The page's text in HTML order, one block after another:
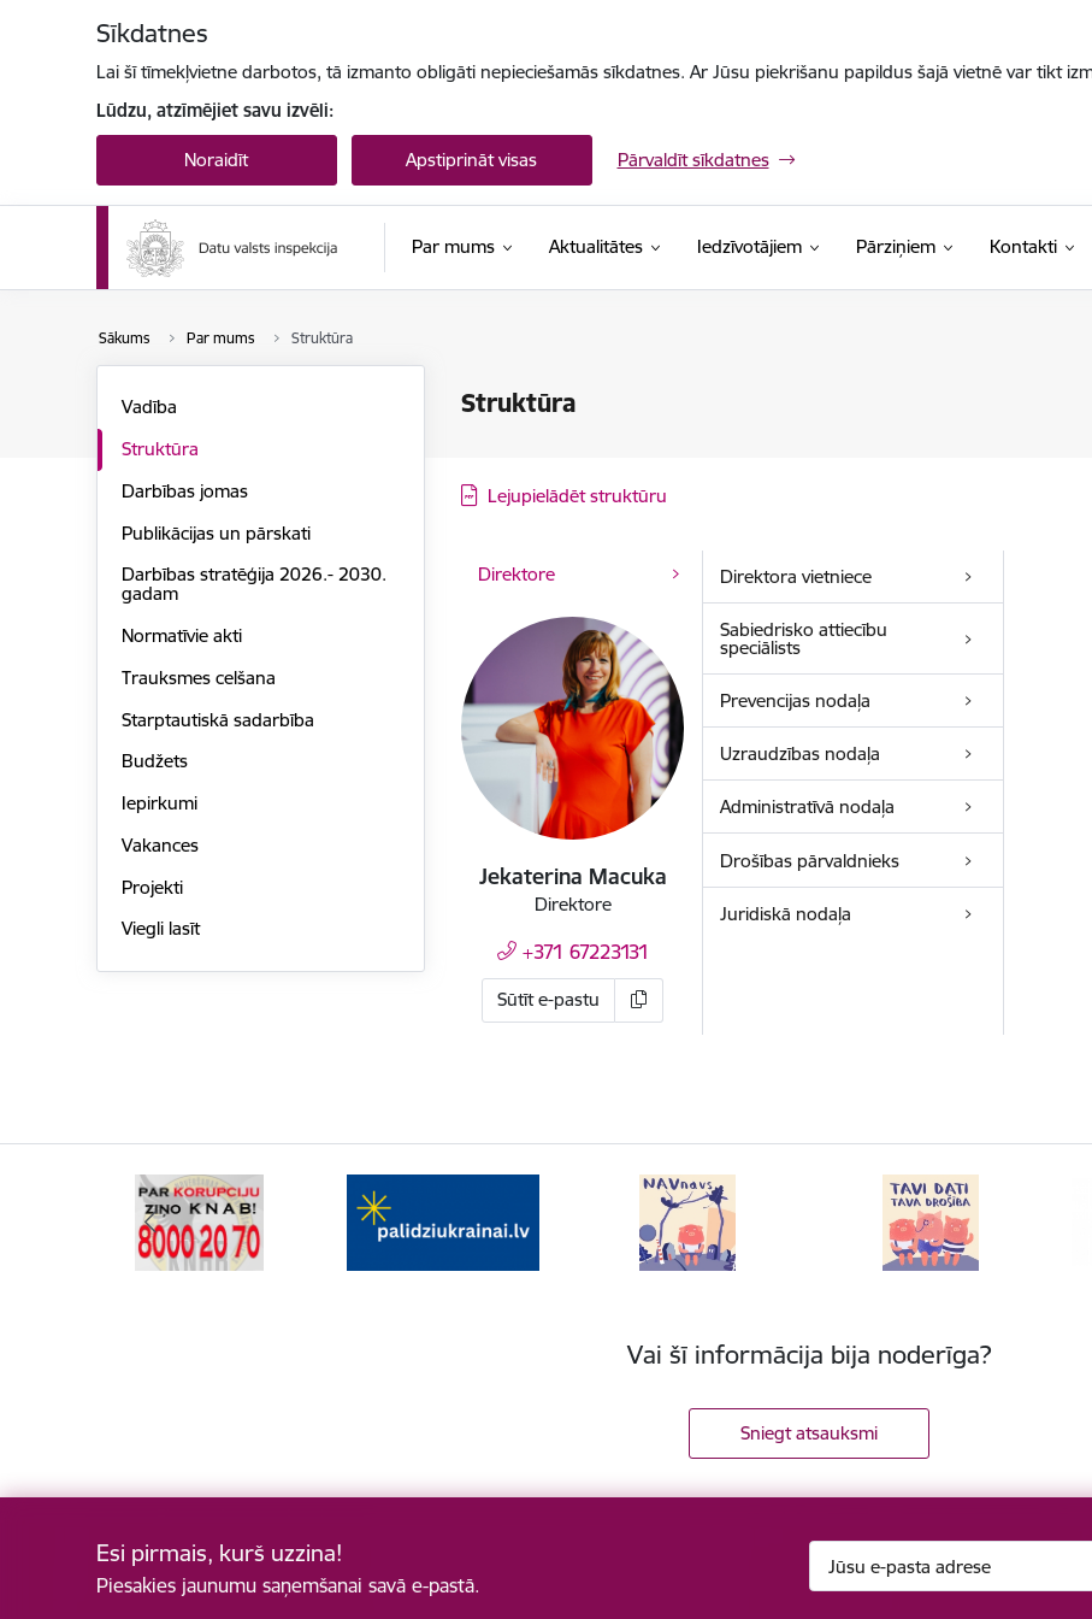
Sīkdatnes
Lai šī tīmekļvietne darbotos, tā izmanto obligāti nepieciešamās sīkdatnes. Ar Jūsu piekrišanu papildus šajā vietnē var tikt
Lūdzu, atzīmējiet savu izvēli:
Noraidīt Apstiprināt visas Pārvaldīt sīkdatnes
Par mums Aktualitātes Iedzīvotājiem Pārziņiem Kontakti
Sākums Par mums Struktūra
Struktūra
Vadība
Struktūra
Darbības jomas
Publikācijas un pārskati
Darbības stratēģija 2026.- 2030.
gadam
Normatīvie akti
Trauksmes celšana
Starptautiskā sadarbība
Budžets
Iepirkumi
Vakances
Projekti
Viegli lasīt
Lejupielādēt struktūru
Direktore
Jekaterina Macuka
Direktore
+371 67223131
Sūtīt e-pastu
Direktora vietniece
Sabiedrisko attiecību
speciālists
Prevencijas nodaļa
Uzraudzības nodaļa
Administratīvā nodaļa
Drošības pārvaldnieks
Juridiskā nodaļa
Vai šī informācija bija noderīga?
Sniegt atsauksmi
Esi pirmais, kurš uzzina!
Piesakies jaunumu saņemšanai savā e-pastā.